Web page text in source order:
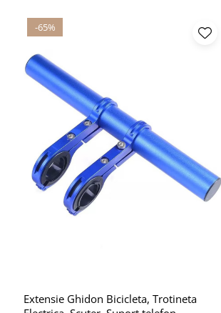
-65%
Extensie Ghidon Bicicleta, Trotineta